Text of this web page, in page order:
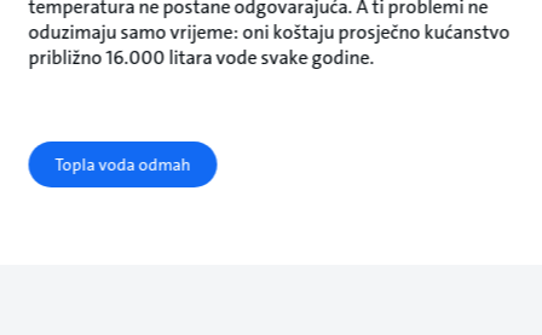
temperatura ne postane odgovarajuća. A ti problemi ne
oduzimaju samo vrijeme: oni koštaju prosječno kućanstvo
približno 16.000 litara vode svake godine.
Topla voda odmah